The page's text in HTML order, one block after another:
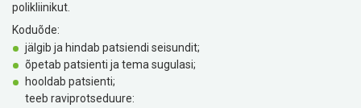
polikliinikut.
Koduõde:
jälgib ja hindab patsiendi seisundit;
õpetab patsienti ja tema sugulasi;
hooldab patsienti;
teeb raviprotseduure: